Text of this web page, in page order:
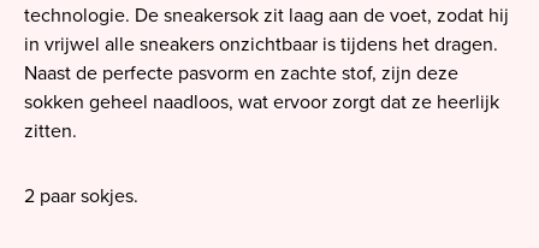
technologie. De sneakersok zit laag aan de voet, zodat hij
in vrijwel alle sneakers onzichtbaar is tijdens het dragen.
Naast de perfecte pasvorm en zachte stof, zijn deze
sokken geheel naadloos, wat ervoor zorgt dat ze heerlijk
zitten.
2 paar sokjes.